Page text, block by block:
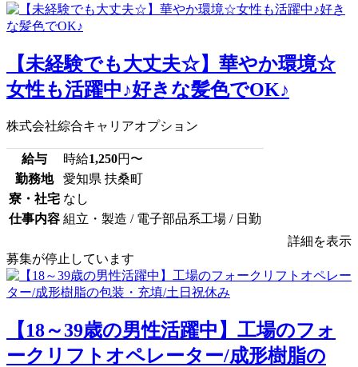
【未経験でも大丈夫☆】華やか環境☆
女性も活躍中♪好きな髪色でOK♪
株式会社綜合キャリアオプション
給与 時給1,250円〜
勤務地
愛知県 扶桑町
寮・社宅 なし
仕事内容 組立・製造 / 電子部品系工場 / 日勤
詳細を表示
募集が停止しています
【18～39歳の男性活躍中】工場のフォ
ークリフトオペレーター/成形樹脂の